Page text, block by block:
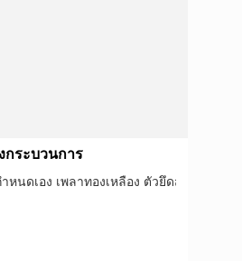
ระบวนการ